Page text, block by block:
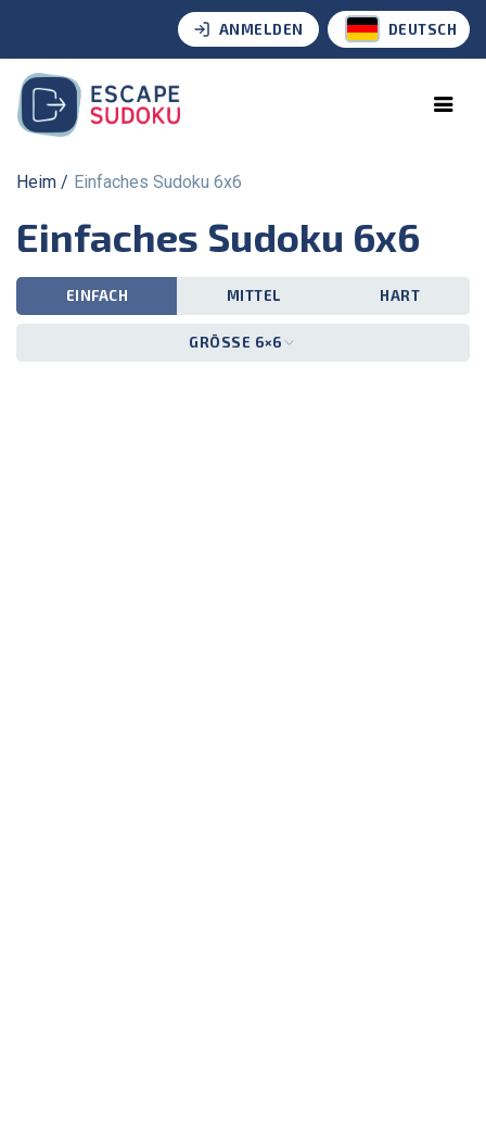
ANMELDEN DEUTSCH
Heim Einfaches Sudoku 6x6
Einfaches Sudoku 6x6
EINFACH MITTEL HART
GRÖSSE 6×6